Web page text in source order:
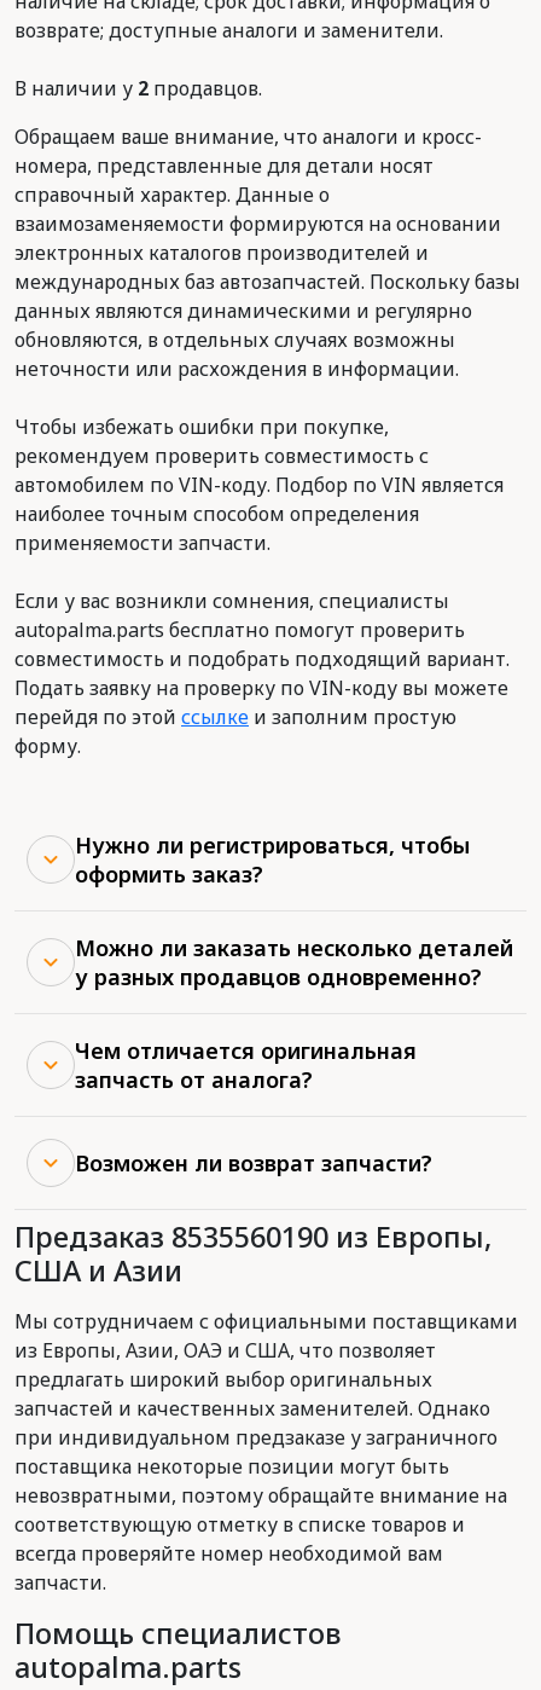
возврате; доступные аналоги и заменители.
В наличии у 2 продавцов.
Обращаем ваше внимание, что аналоги и кросс-
номера, представленные для детали носят
справочный характер. Данные о
взаимозаменяемости формируются на основании
электронных каталогов производителей и
международных баз автозапчастей. Поскольку базы
данных являются динамическими и регулярно
обновляются, в отдельных случаях возможны
неточности или расхождения в информации.
Чтобы избежать ошибки при покупке,
рекомендуем проверить совместимость с
автомобилем по VIN-коду. Подбор по VIN является
наиболее точным способом определения
применяемости запчасти.
Если у вас возникли сомнения, специалисты
autopalma.parts бесплатно помогут проверить
совместимость и подобрать подходящий вариант.
Подать заявку на проверку по VIN-коду вы можете
перейдя по этой ссылке и заполним простую
форму.
Нужно ли регистрироваться, чтобы
оформить заказ?
Можно ли заказать несколько деталей
у разных продавцов одновременно?
Чем отличается оригинальная
запчасть от аналога?
Возможен ли возврат запчасти?
Предзаказ 8535560190 из Европы,
США и Азии
Мы сотрудничаем с официальными поставщиками
из Европы, Азии, ОАЭ и США, что позволяет
предлагать широкий выбор оригинальных
запчастей и качественных заменителей. Однако
при индивидуальном предзаказе у заграничного
поставщика некоторые позиции могут быть
невозвратными, поэтому обращайте внимание на
соответствующую отметку в списке товаров и
всегда проверяйте номер необходимой вам
запчасти.
Помощь специалистов
autopalma.parts